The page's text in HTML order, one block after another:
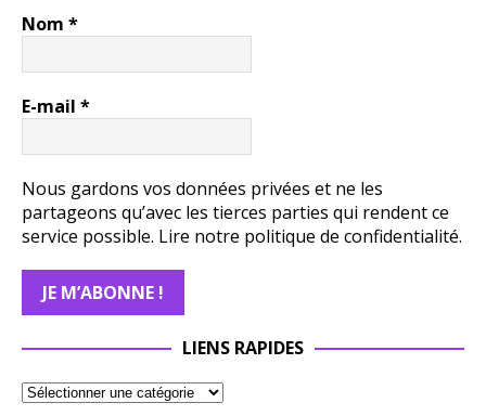
Nom *
E-mail *
Nous gardons vos données privées et ne les
partageons qu’avec les tierces parties qui rendent ce
service possible. Lire notre politique de confidentialité.
LIENS RAPIDES